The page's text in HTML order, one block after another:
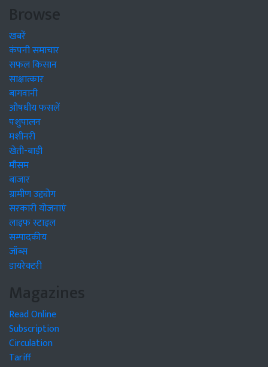
Browse
खबरें
कंपनी समाचार
सफल किसान
साक्षात्कार
बागवानी
औषधीय फसलें
पशुपालन
मशीनरी
खेती-बाड़ी
मौसम
बाजार
ग्रामीण उद्द्योग
सरकारी योजनाएं
लाइफ स्टाइल
सम्पादकीय
जॉब्स
डायरेक्टरी
Magazines
Read Online
Subscription
Circulation
Tariff